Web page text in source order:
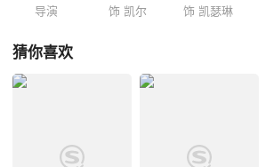
导演 饰 凯尔 饰 凯瑟琳
猜你喜欢